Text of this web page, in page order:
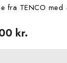
fra TENCO med
kr.